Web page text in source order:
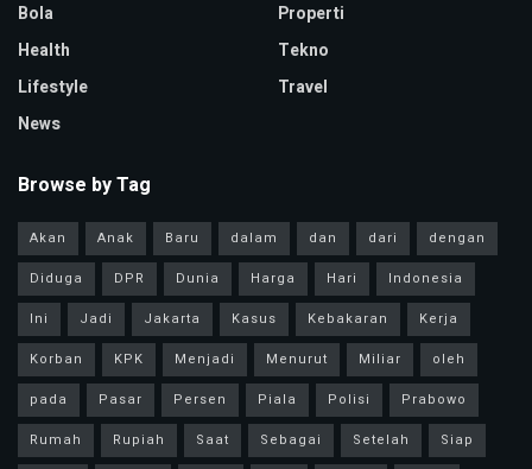
Bola
Health
Lifestyle
News
Properti
Tekno
Travel
Browse by Tag
Akan Anak Baru dalam dan dari
dengan
Diduga
DPR Dunia Harga Hari
Indonesia
Ini
Jadi Jakarta Kasus Kebakaran
Kerja
Korban
KPK Menjadi Menurut Miliar
oleh
pada
Pasar Persen Piala Polisi
Prabowo
Rumah
Rupiah Saat Sebagai Setelah
Siap